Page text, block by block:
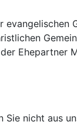
Ehepartner
nicht aus